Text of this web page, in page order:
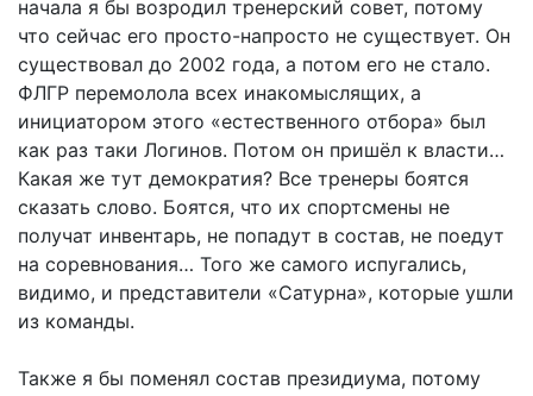
начала я бы возродил тренерский совет, потому
что сейчас его просто-напросто не существует. Он
существовал до 2002 года, а потом его не стало.
ФЛГР перемолола всех инакомыслящих, а
инициатором этого «естественного отбора» был
как раз таки Логинов. Потом он пришёл к власти…
Какая же тут демократия? Все тренеры боятся
сказать слово. Боятся, что их спортсмены не
получат инвентарь, не попадут в состав, не поедут
на соревнования… Того же самого испугались,
видимо, и представители «Сатурна», которые ушли
из команды.
Также я бы поменял состав президиума, потому